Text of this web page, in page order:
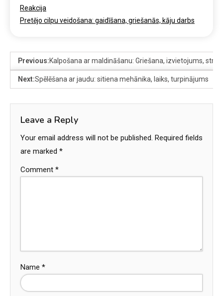
Reakcija
Pretējo cilpu veidošana: gaidīšana, griešanās, kāju darbs
Previous:Kalpošana ar maldināšanu: Griešana, izvietojums,
Next:Spēlēšana ar jaudu: sitiena mehānika, laiks, turpinājums
Leave a Reply
Your email address will not be published. Required fields
are marked *
Comment *
Name *